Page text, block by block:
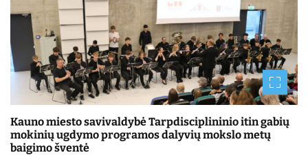
Kauno miesto savivaldybė Tarpdisciplininio itin gabių
mokinių ugdymo programos dalyvių mokslo metų
baigimo šventė